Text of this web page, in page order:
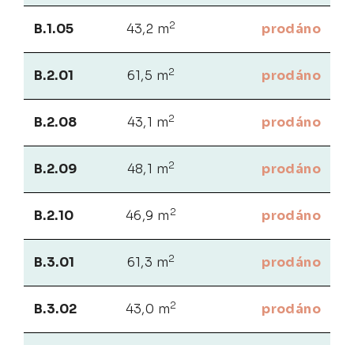
B.1.05 43,2 m2 prodáno
B.2.01 61,5 m2 prodáno
B.2.08 43,1 m2 prodáno
B.2.09 48,1 m2 prodáno
B.2.10 46,9 m 2 prodáno
B.3.01 61,3 m2 prodáno
B.3.02 43,0 m2 prodáno